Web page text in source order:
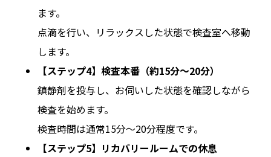
ます。
点滴を行い、リラックスした状態で検査室へ移動
します。
【ステップ4】検査本番（約15分〜20分）
鎮静剤を投与し、お伺いした状態を確認しながら
検査を始めます。
検査時間は通常15分〜20分程度です。
【ステップ5】リカバリールームでの休息